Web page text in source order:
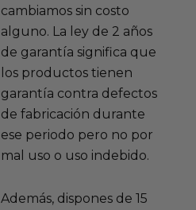
cambiamos sin costo
alguno. La ley de 2 años
de garantía significa que
los productos tienen
garantía contra defectos
de fabricación durante
ese periodo pero no por
mal uso o uso indebido.
Además, dispones de 15